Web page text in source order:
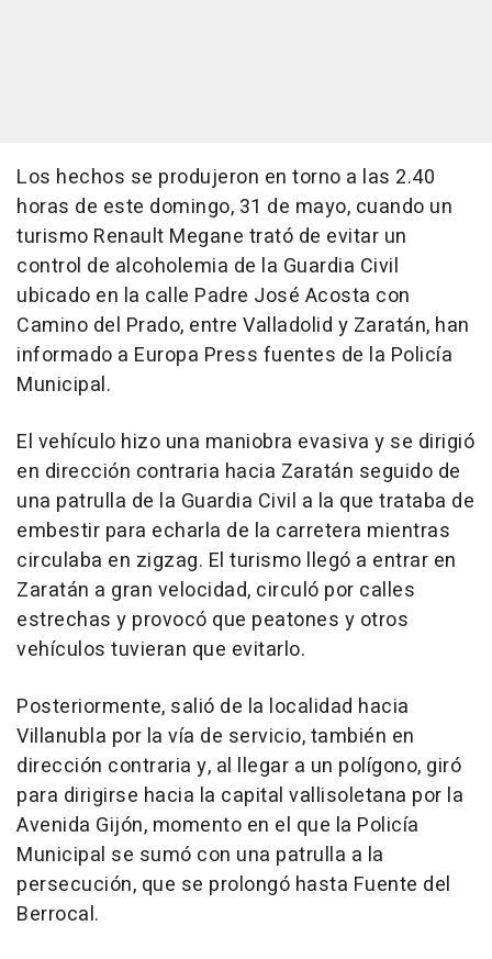
Los hechos se produjeron en torno a las 2.40
horas de este domingo, 31 de mayo, cuando un
turismo Renault Megane trató de evitar un
control de alcoholemia de la Guardia Civil
ubicado en la calle Padre José Acosta con
Camino del Prado, entre Valladolid y Zaratán, han
informado a Europa Press fuentes de la Policía
Municipal.
El vehículo hizo una maniobra evasiva y se dirigió
en dirección contraria hacia Zaratán seguido de
una patrulla de la Guardia Civil a la que trataba de
embestir para echarla de la carretera mientras
circulaba en zigzag. El turismo llegó a entrar en
Zaratán a gran velocidad, circuló por calles
estrechas y provocó que peatones y otros
vehículos tuvieran que evitarlo.
Posteriormente, salió de la localidad hacia
Villanubla por la vía de servicio, también en
dirección contraria y, al llegar a un polígono, giró
para dirigirse hacia la capital vallisoletana por la
Avenida Gijón, momento en el que la Policía
Municipal se sumó con una patrulla a la
persecución, que se prolongó hasta Fuente del
Berrocal.